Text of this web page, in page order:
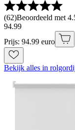
(62)Beoordeeld met
94.99
Prijs: 94.99 euro
Bekijk alles in